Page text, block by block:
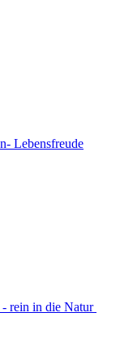
Lebensfreude
- rein in die Natur